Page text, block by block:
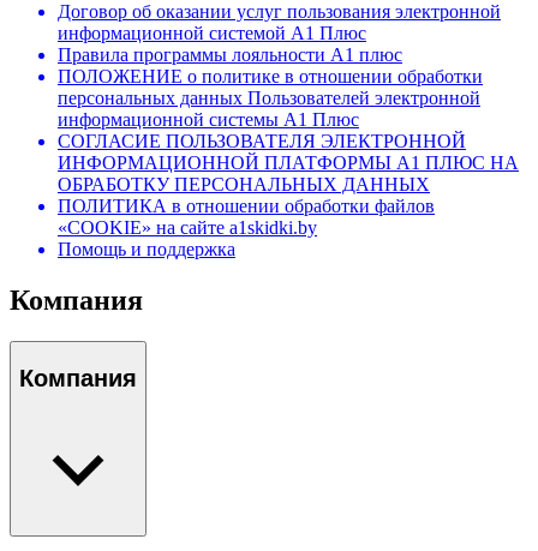
Договор об оказании услуг пользования электронной
информационной системой А1 Плюс
Правила программы лояльности А1 плюс
ПОЛОЖЕНИЕ о политике в отношении обработки
персональных данных Пользователей электронной
информационной системы А1 Плюс
СОГЛАСИЕ ПОЛЬЗОВАТЕЛЯ ЭЛЕКТРОННОЙ
ИНФОРМАЦИОННОЙ ПЛАТФОРМЫ А1 ПЛЮС НА
ОБРАБОТКУ ПЕРСОНАЛЬНЫХ ДАННЫХ
ПОЛИТИКА в отношении обработки файлов
«COOKIE» на сайте a1skidki.by
Помощь и поддержка
Компания
Компания